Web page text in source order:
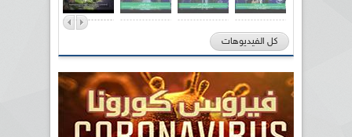
كل الفيديوهات